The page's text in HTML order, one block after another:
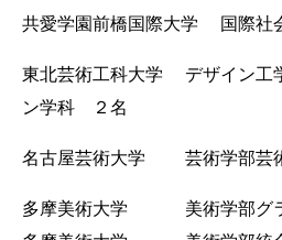
共愛学園前橋国際大学 国際社
東北芸術工科大学 デザイン工
ン学科 ２名
名古屋芸術大学 芸術学部芸
多摩美術大学 美術学部グラ